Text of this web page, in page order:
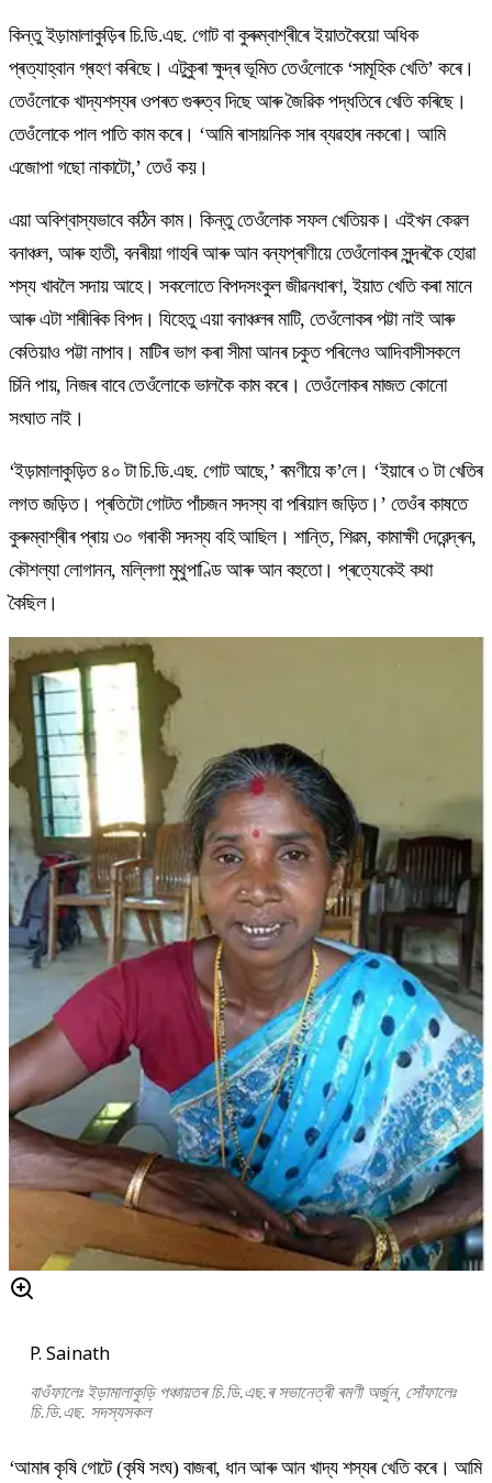
কিন্তু ইড়ামালাকুড়িৰ চি.ডি.এছ. গোট বা কুৰুম্বাশ্ৰীৰে ইয়াতকৈয়ো অধিক
প্ৰত্যাহ্বান গ্ৰহণ কৰিছে। এটুকুৰা ক্ষুদ্ৰ ভূমিত তেওঁলোকে ‘সামূহিক খেতি’ কৰে।
তেওঁলোকে খাদ্যশস্যৰ ওপৰত গুৰুত্ব দিছে আৰু জৈৱিক পদ্ধতিৰে খেতি কৰিছে।
তেওঁলোকে পাল পাতি কাম কৰে। ‘আমি ৰাসায়নিক সাৰ ব্যৱহাৰ নকৰো। আমি
এজোপা গছো নাকাটো,’ তেওঁ কয়।
এয়া অবিশ্বাস্যভাবে কঠিন কাম। কিন্তু তেওঁলোক সফল খেতিয়ক। এইখন কেৱল
বনাঞ্চল, আৰু হাতী, বনৰীয়া গাহৰি আৰু আন বন্যপ্ৰাণীয়ে তেওঁলোকৰ সুন্দৰকৈ হোৱা
শস্য খাবলৈ সদায় আহে। সকলোতে বিপদসংকুল জীৱনধাৰণ, ইয়াত খেতি কৰা মানে
আৰু এটা শাৰীৰিক বিপদ। যিহেতু এয়া বনাঞ্চলৰ মাটি, তেওঁলোকৰ পট্টা নাই আৰু
কেতিয়াও পট্টা নাপাব। মাটিৰ ভাগ কৰা সীমা আনৰ চকুত পৰিলেও আদিবাসীসকলে
চিনি পায়, নিজৰ বাবে তেওঁলোকে ভালকৈ কাম কৰে। তেওঁলোকৰ মাজত কোনো
সংঘাত নাই।
‘ইড়ামালাকুড়িত ৪০ টা চি.ডি.এছ. গোট আছে,’ ৰমণীয়ে ক’লে। ‘ইয়াৰে ৩ টা খেতিৰ
লগত জড়িত। প্ৰতিটো গোটত পাঁচজন সদস্য বা পৰিয়াল জড়িত।’ তেওঁৰ কাষতে
কুৰুম্বাশ্ৰীৰ প্ৰায় ৩০ গৰাকী সদস্য বহি আছিল। শান্তি, শিৱম, কামাক্ষী দেৱেন্দ্ৰন,
কৌশল্যা লোগানন, মল্লিগা মুথুপাণ্ডি আৰু আন বহুতো। প্ৰত্যেকেই কথা
কৈছিল।
P. Sainath
বাওঁফালেঃ ইড়ামালাকুড়ি পঞ্চায়তৰ চি.ডি.এছ.ৰ সভানেত্ৰী ৰমণী অৰ্জুন, সোঁফালেঃ
চি.ডি.এছ. সদস্যসকল
‘আমাৰ কৃষি গোটে (কৃষি সংঘ) বাজৰা, ধান আৰু আন খাদ্য শস্যৰ খেতি কৰে। আমি